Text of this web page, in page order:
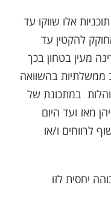
אלו שווקו עד
המחוקק להקטין עד
מעין בטחון בכך
ממשלתיות בהשוואה
מ 1991 אשר מנוהלות במתכונת של
מאז ועד היום
לרווחים ו/או
יחסית לזו